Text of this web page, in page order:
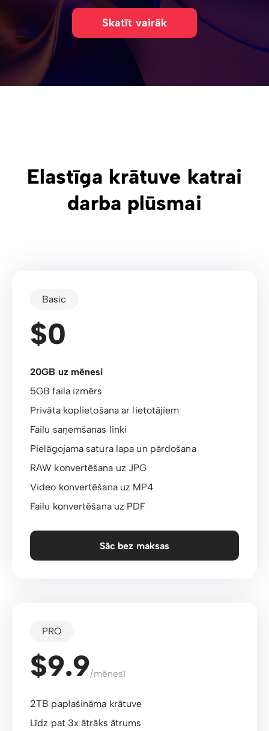
Skatīt vairāk
Elastīga krātuve katrai
darba plūsmai
Basic
$0
20GB uz mēnesi
5GB faila izmērs
Privāta koplietošana ar lietotājiem
Failu saņemšanas linki
Pielāgojama satura lapa un pārdošana
RAW konvertēšana uz JPG
Video konvertēšana uz MP4
Failu konvertēšana uz PDF
Sāc bez maksas
PRO
$9.9/mēnesī
2TB paplašināma krātuve
Līdz pat 3x ātrāks ātrums